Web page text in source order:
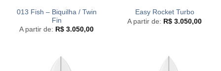
013 Fish – Biquilha / Twin
Fin
A partir de: R$ 3.050,00
Easy Rocket Turbo
A partir de: R$ 3.050,00